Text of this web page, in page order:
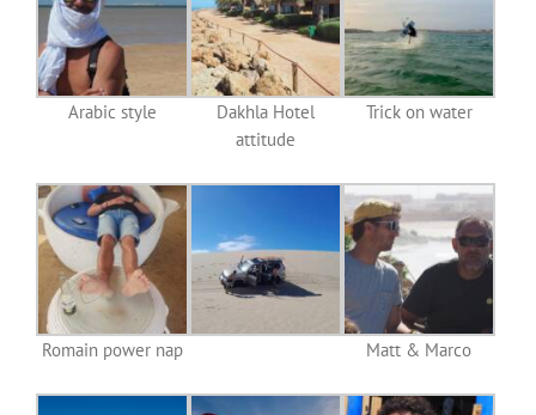
Arabic style
Dakhla Hotel
attitude
Trick on water
Romain power nap Matt & Marco